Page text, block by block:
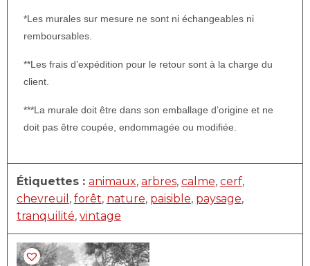
*Les murales sur mesure ne sont ni échangeables ni
remboursables.
**Les frais d’expédition pour le retour sont à la charge du
client.
***La murale doit être dans son emballage d’origine et ne
doit pas être coupée, endommagée ou modifiée.
Étiquettes : animaux, arbres, calme, cerf,
chevreuil , forêt, nature, paisible, paysage,
tranquilité, vintage